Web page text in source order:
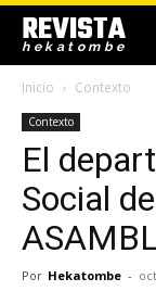
REVISTA
hekatombe
Inicio Contexto
Contexto
El
Social
Por Hekatombe -